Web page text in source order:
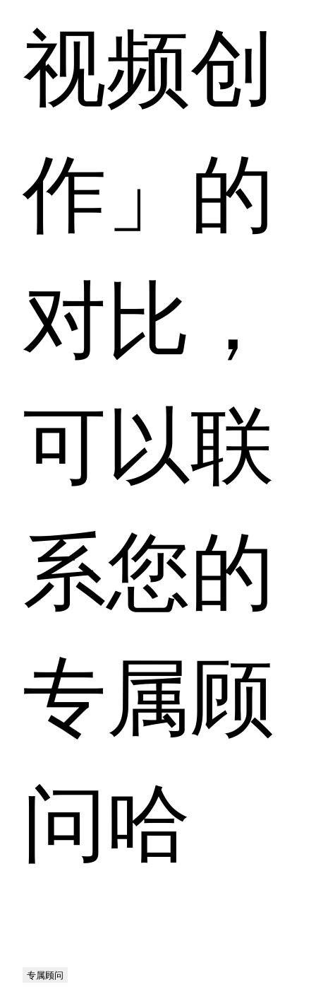
视频创
作」的
对比，
可以联
系您的
专属顾
问哈
专属顾问